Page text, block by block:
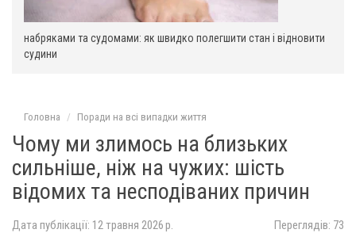
набряками та судомами: як швидко полегшити стан і відновити
судини
Головна Поради на всі випадки життя
Чому ми злимось на близьких
сильніше, ніж на чужих: шість
відомих та несподіваних причин
Дата публікації: 12 травня 2026 р. Переглядів: 73